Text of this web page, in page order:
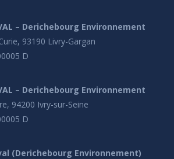
– Derichebourg Environnement
93190 Livry-Gargan
D
– Derichebourg Environnement
94200 Ivry-sur-Seine
D
(Derichebourg Environnement)